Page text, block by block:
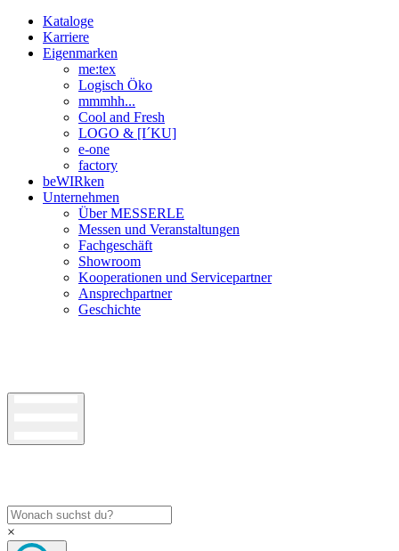
Kataloge
Karriere
Eigenmarken
me:tex
Logisch Öko
mmmhh...
Cool and Fresh
LOGO & [I´KU]
e-one
factory
beWIRken
Unternehmen
Über MESSERLE
Messen und Veranstaltungen
Fachgeschäft
Showroom
Kooperationen und Servicepartner
Ansprechpartner
Geschichte
×